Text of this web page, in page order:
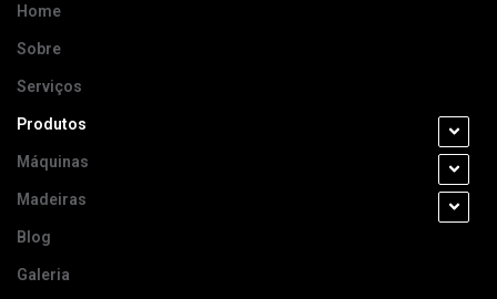
Home
Sobre
Serviços
Produtos
Máquinas
Madeiras
Blog
Galeria